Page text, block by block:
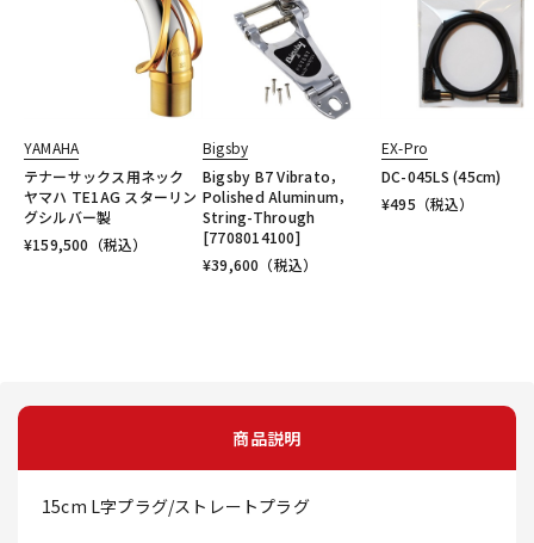
YAMAHA
テナーサックス用ネック
ヤマハ TE1AG スターリン
グシルバー製
¥159,500 （税込）
Bigsby
Bigsby B7 Vibrato，
Polished Aluminum，
String-Through
[7708014100]
¥39,600 （税込）
EX-Pro
DC-045LS (45cm)
¥495 （税込）
商品説明
15cm L字プラグ/ストレートプラグ